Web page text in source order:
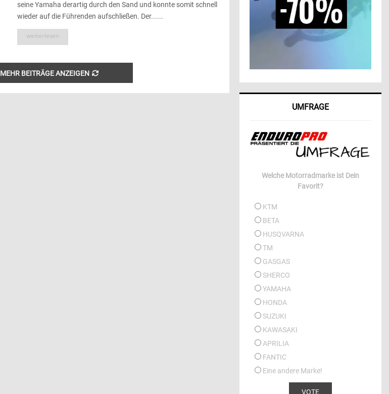
seine Yamaha derartig durch den Sand und konnte somit schnell
wieder auf die Führenden aufschließen. Der......
weiterlesen
MEHR BEITRÄGE ANZEIGEN
UMFRAGE
Welche Motorradmarke ist Dein
Favorit?
KTM
BETA
HUSQVARNA
TM
GASGAS
SHERCO
YAMAHA
HONDA
SUZUKI
KAWASAKI
APRILIA
FANTIC
Eine andere Marke!